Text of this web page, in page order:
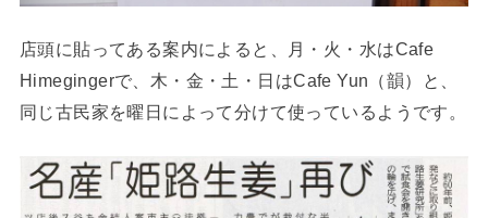
店頭に貼ってある案内によると、月・火・水はCafe
Himegingerで、木・金・土・日はCafe Yun（韻）と、
同じ古民家を曜日によって分けて使っているようです。